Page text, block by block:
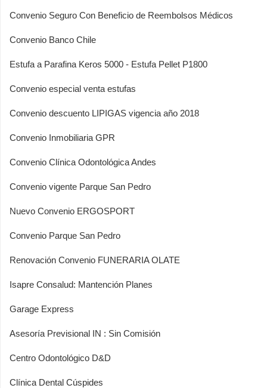
Convenio Seguro Con Beneficio de Reembolsos Médicos
Convenio Banco Chile
Estufa a Parafina Keros 5000 - Estufa Pellet P1800
Convenio especial venta estufas
Convenio descuento LIPIGAS vigencia año 2018
Convenio Inmobiliaria GPR
Convenio Clínica Odontológica Andes
Convenio vigente Parque San Pedro
Nuevo Convenio ERGOSPORT
Convenio Parque San Pedro
Renovación Convenio FUNERARIA OLATE
Isapre Consalud: Mantención Planes
Garage Express
Asesoría Previsional IN : Sin Comisión
Centro Odontológico D&D
Clínica Dental Cúspides